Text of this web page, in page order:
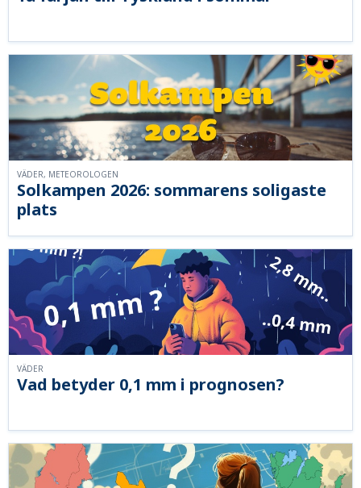
Solkampen 2026: sommarens soligaste
plats
VÄDER, METEOROLOGEN
Vad betyder 0,1 mm i prognosen?
VÄDER